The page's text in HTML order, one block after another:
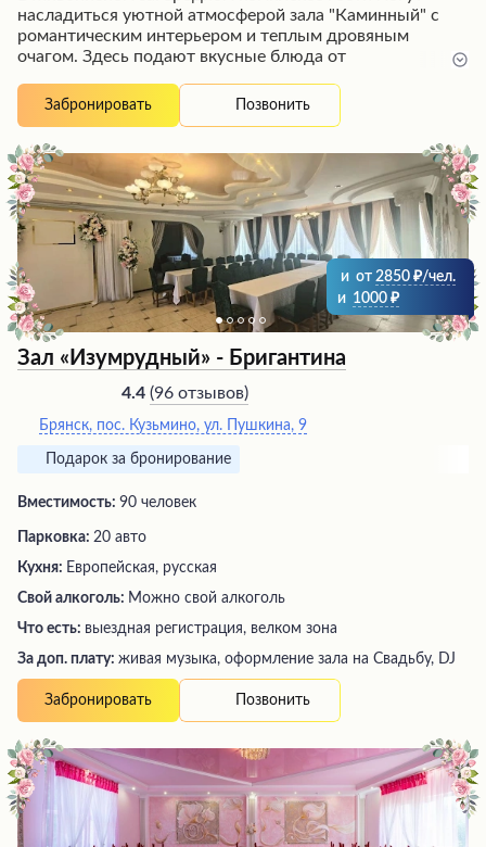
насладиться уютной атмосферой зала "Каминный" с
романтическим интерьером и теплым дровяным
очагом. Здесь подают вкусные блюда от
обеспечивает безупречное обслуживание. Посетители
высоко оценивают красочное оформление банкетов и
и всеми необходимыми удобствами. На обширной
территории есть озера, пруды, зоопарк, музей и другие
достопримечательности для интересного отдыха.
Забронировать Позвонить
и от 2850
/чел.
и 1000
Зал «Изумрудный» - Бригантина
4.4 (96 отзывов)
Брянск, пос. Кузьмино, ул. Пушкина, 9
Подарок за бронирование
Вместимость: 90 человек
Парковка: 20 авто
Кухня: Европейская, русская
Свой алкоголь: Можно свой алкоголь
Что есть: выездная регистрация, велком зона
За доп. плату: живая музыка, оформление зала на Свадьбу, DJ
Забронировать Позвонить